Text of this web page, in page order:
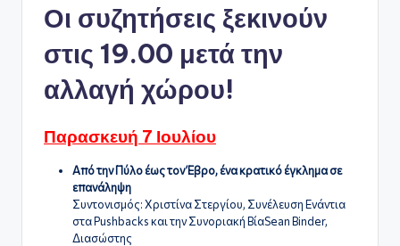
Οι συζητήσεις ξεκινούν
στις 19.00 μετά την
αλλαγή χώρου!
Παρασκευή 7 Ιουλίου
Από την Πύλο έως τον Έβρο, ένα κρατικό έγκλημα σε
επανάληψη
Συντονισμός: Χριστίνα Στεργίου, Συνέλευση Ενάντια
στα Pushbacks και την Συνοριακή ΒίαSean Binder,
Διασώστης